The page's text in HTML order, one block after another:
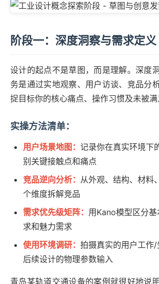
阶段一：深度洞察与需求定义
设计的起点不是草图，而是理解。深度
务是通过实地观察、用户访谈、竞品分
捉目标你的核心痛点、操作习惯及未被满
实操方法清单：
用户场景地图： 记录你在真实环境下
别关键接触点和痛点
竞品逆向分析： 从外观、结构、材料
个维度拆解竞品
需求优先级矩阵： 用Kano模型区分
求和魅力需求
使用环境调研： 拍摄真实的用户工作
后续设计的物理参数输入
青岛某轨道交通设备的案例就很好地说